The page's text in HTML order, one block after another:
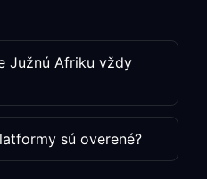
Južnú Afriku vždy
sú overené?